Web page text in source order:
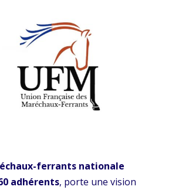
ferrants nationale
adhérents, porte une vision